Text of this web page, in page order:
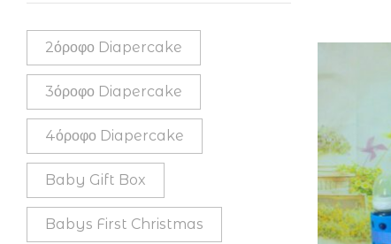
2όροφο Diapercake
3όροφο Diapercake
4όροφο Diapercake
Baby Gift Box
Babys First Christmas